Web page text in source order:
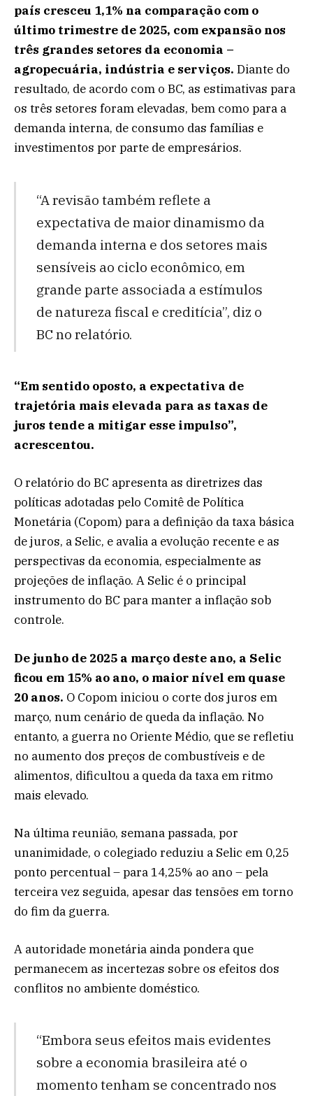
país cresceu ​1,1% na comparação com o
último trimestre de 2025, com expansão nos
três grandes setores da economia –
agropecuária, indústria e serviços. Diante do
resultado, de acordo com o BC, as estimativas para
os três setores foram elevadas, bem como para a
demanda interna, de consumo das famílias e
investimentos por parte de empresários.
“A revisão também reflete a
expectativa de maior dinamismo da
demanda interna e dos setores mais
sensíveis ao ciclo econômico, em
grande parte associada a estímulos
de natureza fiscal e creditícia”, diz o
BC no relatório.
“Em sentido oposto, a expectativa de
trajetória mais elevada para as taxas de
juros tende a mitigar esse impulso”,
acrescentou.
O relatório do BC apresenta as diretrizes das
políticas adotadas pelo Comitê de Política
Monetária (Copom) para a definição da taxa básica
de juros, a Selic, e avalia a evolução recente e as
perspectivas da economia, especialmente as
projeções de inflação. A Selic é o principal
instrumento do BC para manter a inflação sob
controle.
De junho de 2025 a março deste ano, a Selic
ficou em 15% ao ano, o maior nível em quase
20 anos. O Copom iniciou o corte dos juros em
março, num cenário de queda da inflação. No
entanto, a guerra no Oriente Médio, que se refletiu
no aumento dos preços de combustíveis e de
alimentos, dificultou a queda da taxa em ritmo
mais elevado.
Na última reunião, semana passada, por
unanimidade, o colegiado reduziu a Selic em 0,25
ponto percentual – para 14,25% ao ano – pela
terceira vez seguida, apesar das tensões em torno
do fim da guerra.
A autoridade monetária ainda pondera que
permanecem as incertezas sobre os efeitos dos
conflitos no ambiente doméstico.
“Embora seus efeitos mais evidentes
sobre a economia brasileira até o
momento tenham se concentrado nos